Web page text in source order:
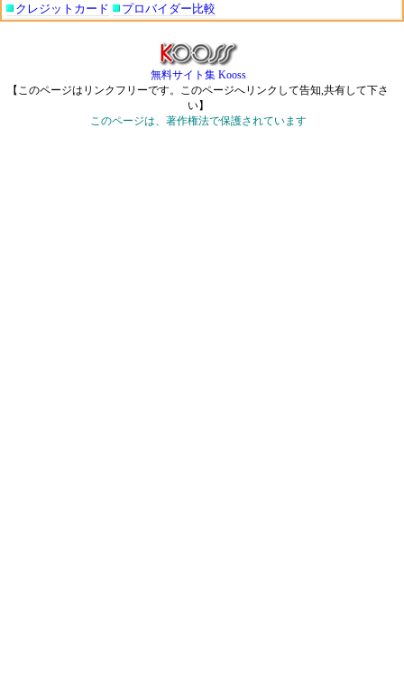
クレジットカード
プロバイダー比較
無料サイト集 Kooss
【このページはリンクフリーです。このページへリンクして告知,共有して下さ
い】
このページは、著作権法で保護されています